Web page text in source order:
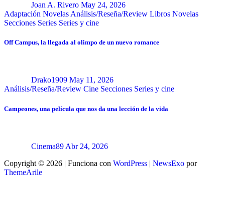
Joan A. Rivero May 24, 2026
Adaptación Novelas Análisis/Reseña/Review Libros Novelas
Secciones Series Series y cine
Off Campus, la llegada al olimpo de un nuevo romance
Drako1909 May 11, 2026
Análisis/Reseña/Review Cine Secciones Series y cine
Campeones, una película que nos da una lección de la vida
Cinema89 Abr 24, 2026
Copyright © 2026 | Funciona con WordPress | NewsExo por
ThemeArile